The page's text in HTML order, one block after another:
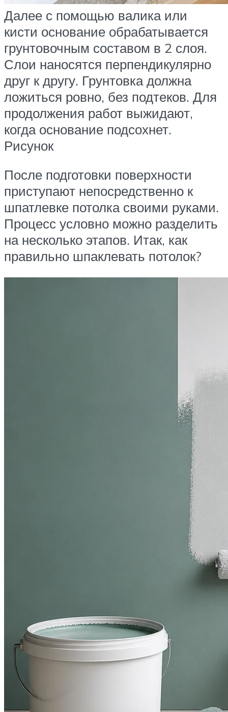
Далее с помощью валика или
кисти основание обрабатывается
грунтовочным составом в 2 слоя.
Слои наносятся перпендикулярно
друг к другу. Грунтовка должна
ложиться ровно, без подтеков. Для
продолжения работ выжидают,
когда основание подсохнет.
Рисунок
После подготовки поверхности
приступают непосредственно к
шпатлевке потолка своими руками.
Процесс условно можно разделить
на несколько этапов. Итак, как
правильно шпаклевать потолок?